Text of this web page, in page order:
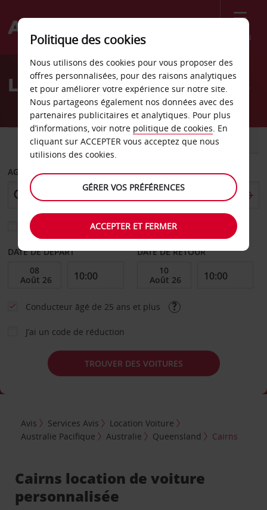
Menu
Welcome
AvisLocation de voiture Cairns
VOITURE UTILITAIRE
AGENCE DE DÉPART
Sélectionnez une autre agence de retour
DATE DE DÉPART DATE DE RETOUR
Conducteur âgé de 25 ans et plus
J’ai un code de réduction
TROUVER DES VOITURES
Avis Services Avis
Location Voiture
Australie Pacifique
Australie Queensland Cairns
Cairns location de voiture
personnalisée
Politique des cookies
Nous utilisons des cookies pour vous proposer des
offres personnalisées, pour des raisons analytiques
et pour améliorer votre expérience sur notre site.
Nous partageons également nos données avec des
partenaires publicitaires et analytiques. Pour plus
d’informations, voir notre politique de cookies. En
cliquant sur ACCEPTER vous acceptez que nous
utilisions des cookies.
GÉRER VOS PRÉFÉRENCES
ACCEPTER ET FERMER